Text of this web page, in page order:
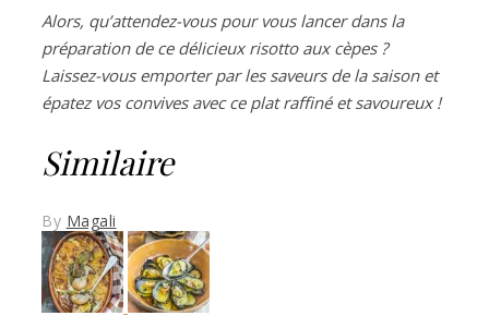
Alors, qu’attendez-vous pour vous lancer dans la
préparation de ce délicieux risotto aux cèpes ?
Laissez-vous emporter par les saveurs de la saison et
épatez vos convives avec ce plat raffiné et savoureux !
Similaire
By Magali